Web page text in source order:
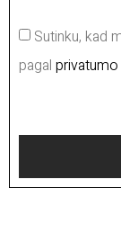
Sutinku, kad
pagal